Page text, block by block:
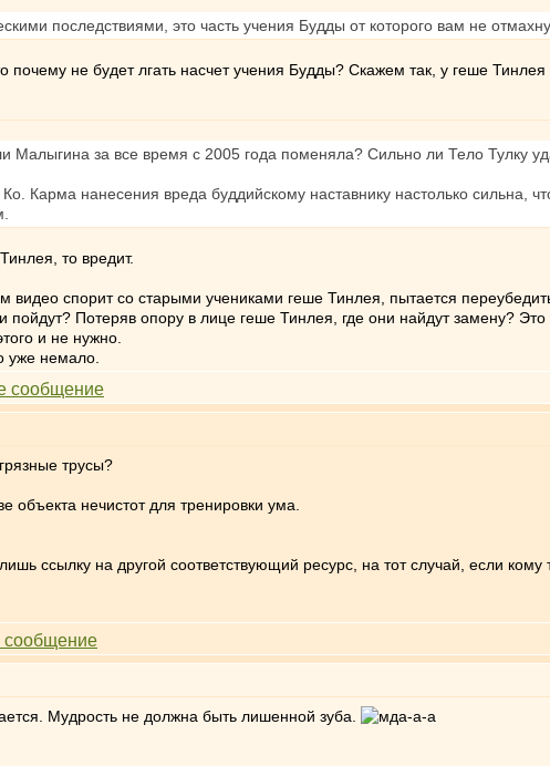
последствиями, это часть учения Будды от которого вам не
почему не будет лгать насчет учения Будды? Скажем так, у геше
за все время с 2005 года поменяла? Сильно ли Тело Тулку
Карма нанесения вреда буддийскому наставнику настолько сильна,
то вредит.
видео спорит со старыми учениками геше Тинлея, пытается
Потеряв опору в лице геше Тинлея, где они найдут замену? Это
и не нужно.
уже немало.
трусы?
объекта нечистот для тренировки ума.
ссылку на другой соответствующий ресурс, на тот случай, если кому
Мудрость не должна быть лишенной зуба.